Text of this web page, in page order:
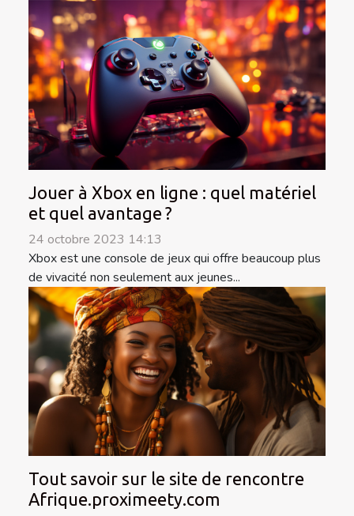
Jouer à Xbox en ligne : quel matériel
et quel avantage ?
24 octobre 2023 14:13
Xbox est une console de jeux qui offre beaucoup plus
de vivacité non seulement aux jeunes...
Tout savoir sur le site de rencontre
Afrique.proximeety.com